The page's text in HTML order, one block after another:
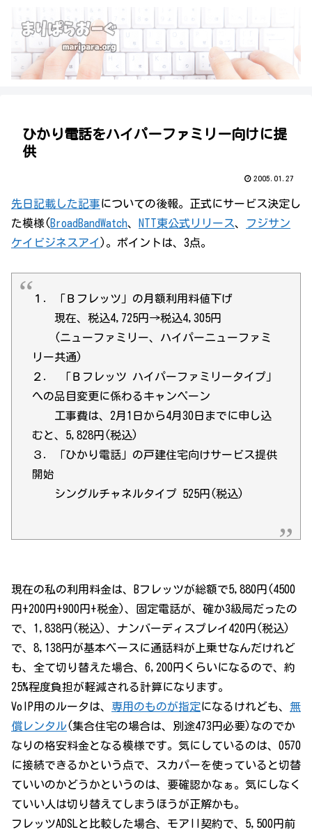
ひかり電話をハイパーファミリー向けに提
供
2005.01.27
先日記載した記事についての後報。正式にサービス決定し
た模様( BroadBandWatch、 NTT東公式リリース、
フジサン
ケイビジネスアイ )。ポイントは、3点。
１．「Ｂフレッツ」の月額利用料値下げ
現在、税込4,725円→税込4,305円
(ニューファミリー、ハイパーニューファミ
リー共通)
２． 「Ｂフレッツ ハイパーファミリータイプ」
への品目変更に係わるキャンペーン
工事費は、2月1日から4月30日までに申し込
むと、5,828円(税込)
３．「ひかり電話」の戸建住宅向けサービス提供
開始
シングルチャネルタイプ 525円(税込)
現在の私の利用料金は、Bフレッツが総額で5,880円(4500
円+200円+900円+税金)、固定電話が、確か3級局だったの
で、1,838円(税込)、ナンバーディスプレイ420円(税込)
で、8,138円が基本ベースに通話料が上乗せなんだけれど
も、全て切り替えた場合、6,200円くらいになるので、約
25%程度負担が軽減される計算になります。
VoIP用のルータは、 専用のものが指定になるけれども、 無
償レンタル(集合住宅の場合は、別途473円必要)なのでか
なりの格安料金となる模様です。気にしているのは、0570
に接続できるかという点で、スカパーを使っていると切替
ていいのかどうかというのは、要確認かなぁ。気にしなく
ていい人は切り替えてしまうほうが正解かも。
フレッツADSLと比較した場合、モアII契約で、5,500円前